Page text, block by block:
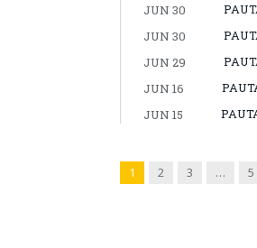
JUN 30
JUN 30
JUN 29
JUN 16
JUN 15
1 2 3 … 5